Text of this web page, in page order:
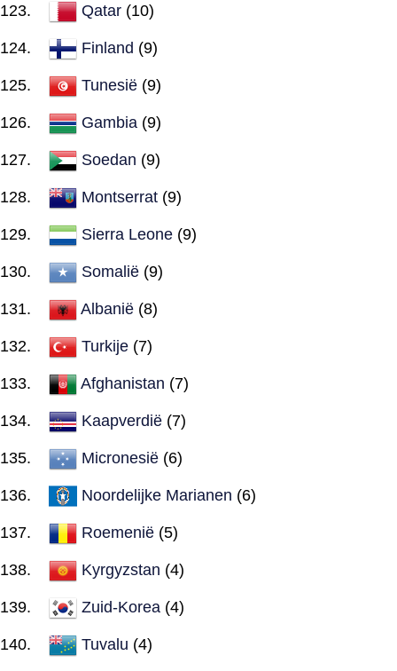
Qatar (10)
Finland (9)
Tunesië (9)
Gambia (9)
Soedan (9)
Montserrat (9)
Sierra Leone (9)
Somalië (9)
Albanië (8)
Turkije (7)
Afghanistan (7)
Kaapverdië (7)
Micronesië (6)
Noordelijke Marianen (6)
Roemenië (5)
Kyrgyzstan (4)
Zuid-Korea (4)
Tuvalu (4)